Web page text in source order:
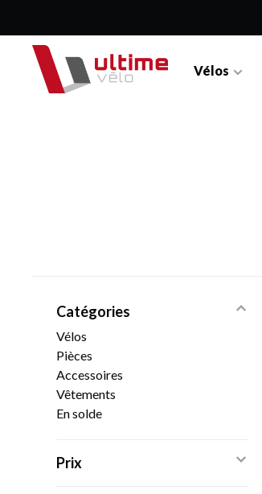
Vélos
Catégories
Vélos
Pièces
Accessoires
Vêtements
En solde
Prix